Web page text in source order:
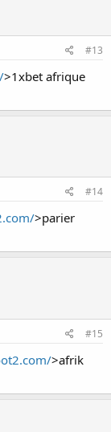
#13
>1xbet afrique
#14
>parier
#15
>afrik